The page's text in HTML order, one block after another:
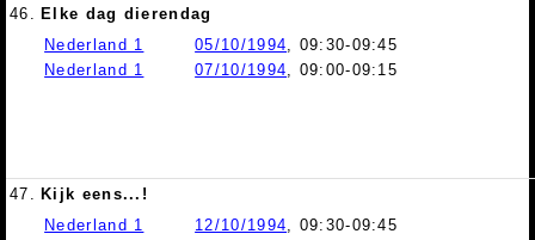
46. Elke dag dierendag
Nederland 1
05/10/1994, 09:30-09:45
Nederland 1
07/10/1994, 09:00-09:15
47. Kijk eens...!
Nederland 1
12/10/1994, 09:30-09:45